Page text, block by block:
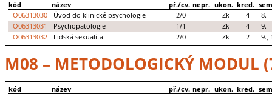
kód název př./cv. nepr. ukon. kred.
O06313030
Úvod do klinické psychologie 2/0 – Zk 4
8.
O06313031
Psychopatologie 1/1 – Zk 4
9.
O06313032
Lidská sexualita 2/0 – Zk 2 9.,
M08 – METODOLOGICKÝ MODUL
kód název př./cv. nepr. ukon. kred.